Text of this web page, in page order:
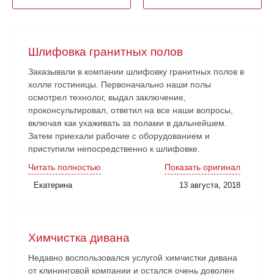
Шлифовка гранитных полов
Заказывали в компании шлифовку гранитных полов в
холле гостиницы. Первоначально наши полы
осмотрел технолог, выдал заключение,
проконсультировал, ответил на все наши вопросы,
включая как ухаживать за полами в дальнейшем.
Затем приехали рабочие с оборудованием и
приступили непосредственно к шлифовке.
наши замечания и пожелания учитывали. Работа
сдана в срок. Очень довольны!
Читать полностью Показать оригинал
Екатерина 13 августа, 2018
Химчистка дивана
Недавно воспользовался услугой химчистки дивана
от клининговой компании и остался очень доволен